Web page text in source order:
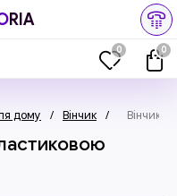
RIA
0 0
дому / Вінчик / Вінчик